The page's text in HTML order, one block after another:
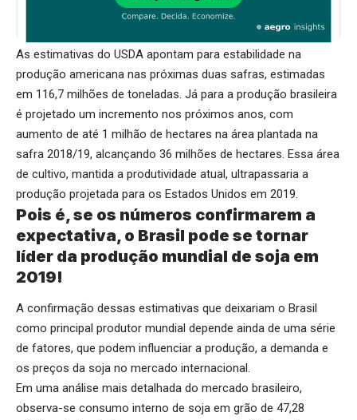
As estimativas do USDA apontam para estabilidade na
produção americana nas próximas duas safras, estimadas
em 116,7 milhões de toneladas. Já para a produção brasileira
é projetado um incremento nos próximos anos, com
aumento de até 1 milhão de hectares na área plantada na
safra 2018/19, alcançando 36 milhões de hectares. Essa área
de cultivo, mantida a produtividade atual, ultrapassaria a
produção projetada para os Estados Unidos em 2019.
Pois é, se os números confirmarem a
expectativa, o Brasil pode se tornar
líder da produção mundial de soja em
2019!
A confirmação dessas estimativas que deixariam o Brasil
como principal produtor mundial depende ainda de uma série
de fatores, que podem influenciar a produção, a demanda e
os preços da soja no mercado internacional.
Em uma análise mais detalhada do mercado brasileiro,
observa-se consumo interno de soja em grão de 47,28